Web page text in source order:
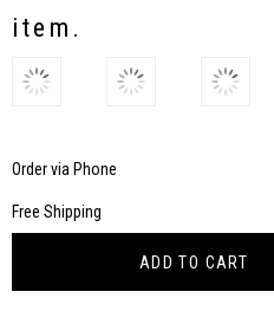
item.
Order via Phone
Free Shipping